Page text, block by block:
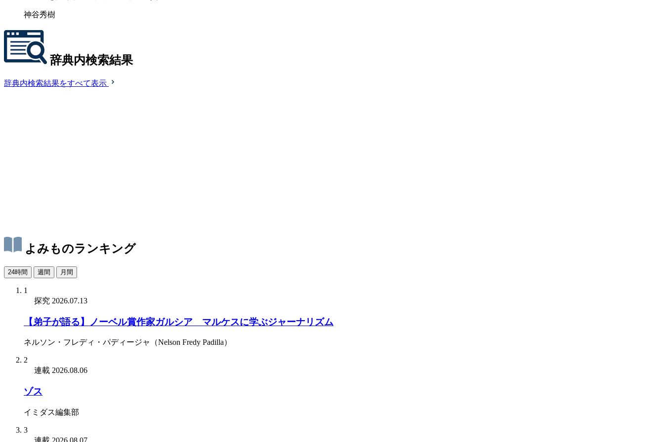
神谷秀樹
辞典内検索結果
辞典内検索結果をすべて表示
よみものランキング
24時間 週間 月間
1
探究 2026.07.13
【弟子が語る】ノーベル賞作家ガルシア゠マルケスに学ぶジャーナリズム
ネルソン・フレディ・パディージャ（Nelson Fredy Padilla）
2
連載 2026.08.06
ゾス
イミダス編集部
3
連載 2026.08.07